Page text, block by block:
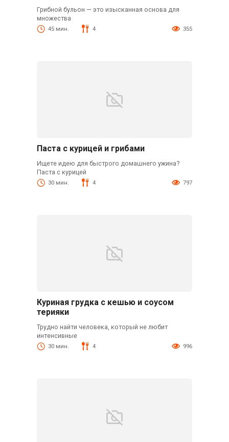
Грибной бульон — это изысканная основа для
множества
45 мин. 4 355
Паста с курицей и грибами
Ищете идею для быстрого домашнего ужина?
Паста с курицей
30 мин. 4 797
Куриная грудка с кешью и соусом
терияки
Трудно найти человека, который не любит
интенсивные
30 мин. 4 996